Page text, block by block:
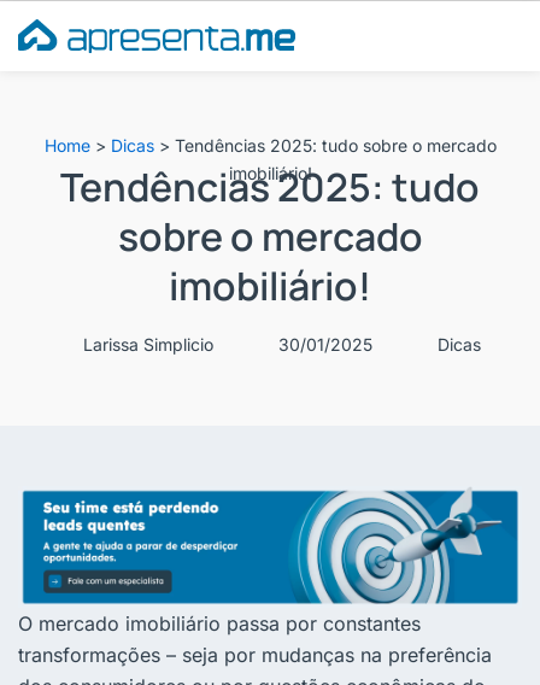
para
Home> Dicas> Tendências 2025: tudo sobre o mercado
imobiliário!
Tendências 2025: tudo
sobre o mercado
imobiliário!
Larissa Simplicio 30/01/2025 Dicas
O mercado imobiliário passa por constantes
transformações – seja por mudanças na preferência